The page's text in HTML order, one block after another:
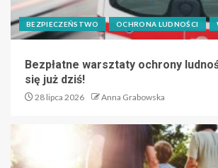
BEZPIECZEŃSTWO OCHRONA LUDNOŚCI
Bezpłatne warsztaty ochrony
się już dziś!
28 lipca 2026 Anna Grabowska